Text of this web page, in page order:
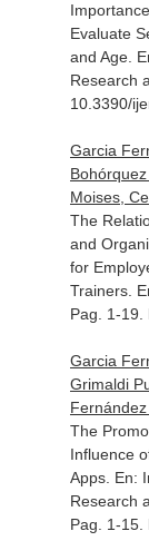
Evaluate
and Age.
Research
10.3390/
Garcia
Moises,
The
and
for
Trainers.
Pag. 1-19.
Garcia
Grimaldi
The
Influence
Apps. En:
Research
Pag. 1-15.